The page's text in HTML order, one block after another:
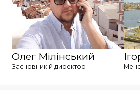
Олег Мілінський
Засновник й директор